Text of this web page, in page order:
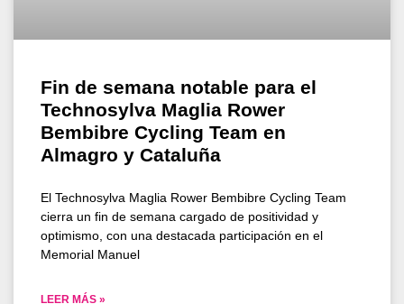
Fin de semana notable para el
Technosylva Maglia Rower
Bembibre Cycling Team en
Almagro y Cataluña
El Technosylva Maglia Rower Bembibre Cycling Team
cierra un fin de semana cargado de positividad y
optimismo, con una destacada participación en el
Memorial Manuel
LEER MÁS »